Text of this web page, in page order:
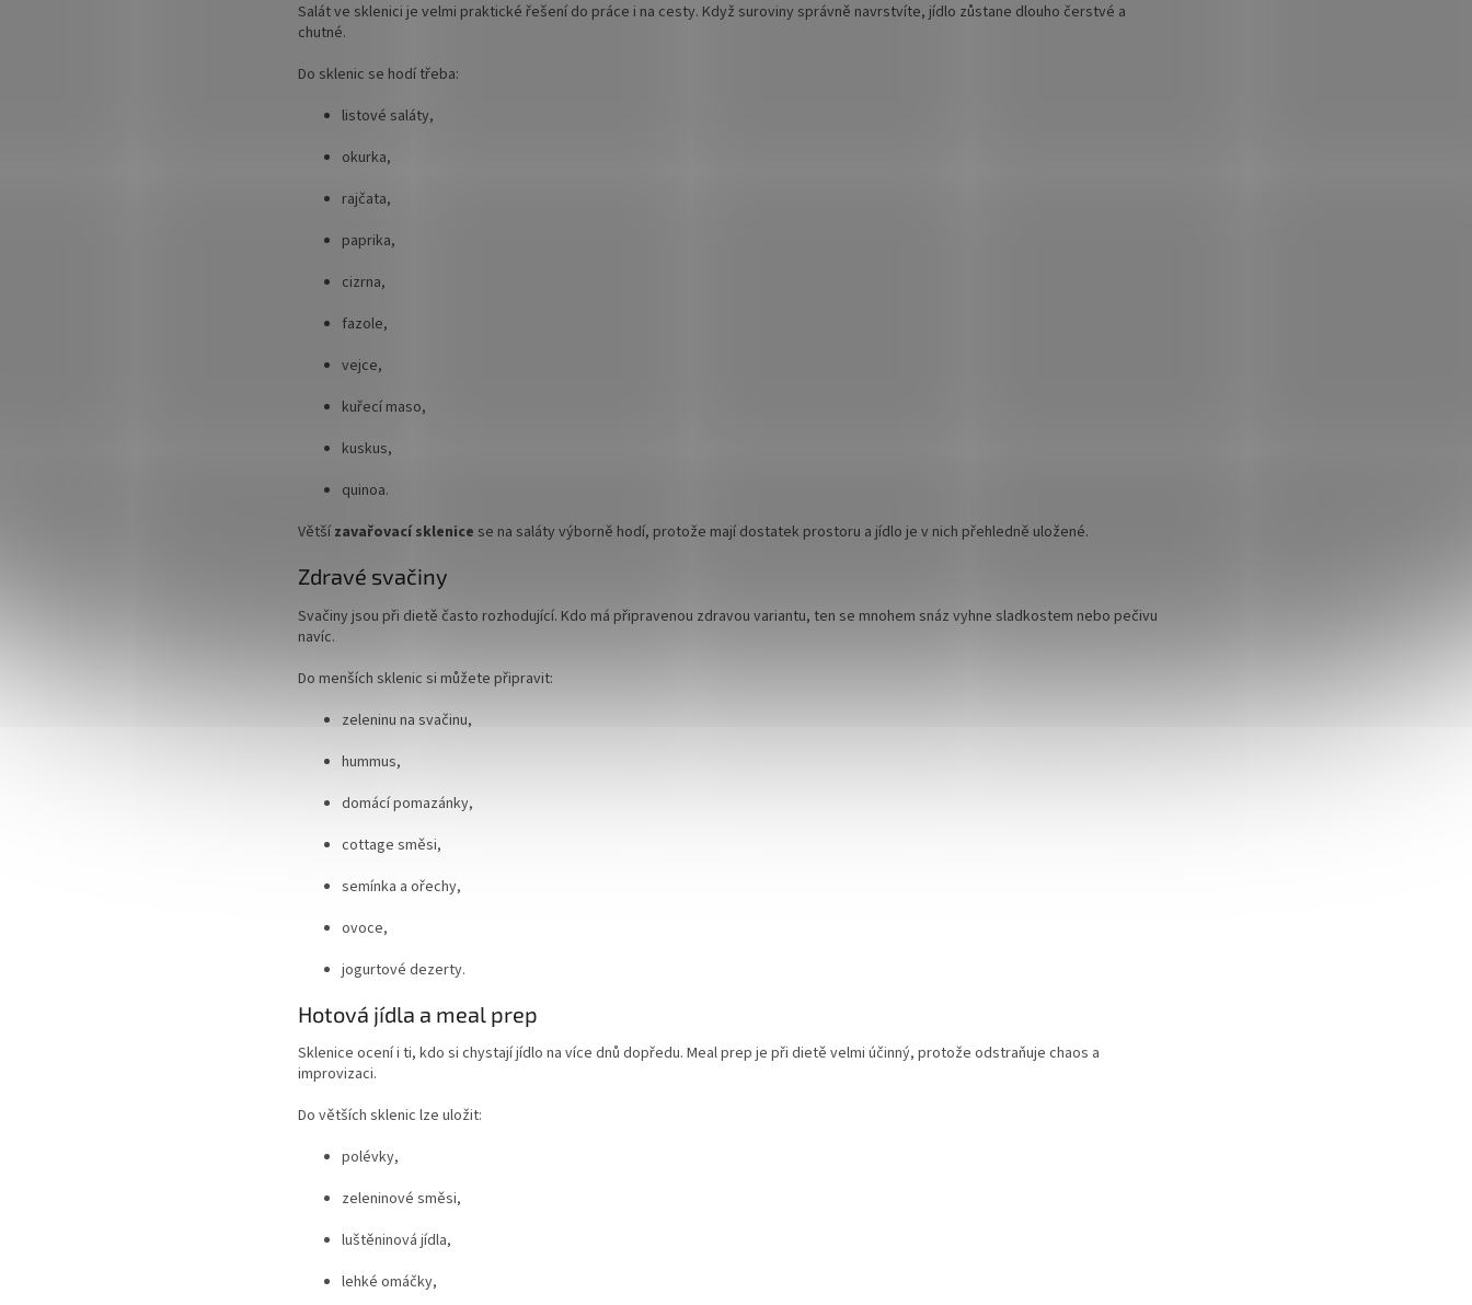
Salát ve sklenici je velmi praktické řešení do práce i na cesty. Když suroviny správně navrstvíte, jídlo zůstane dlouho čerstvé a
chutné.
Do sklenic se hodí třeba:
listové saláty,
okurka,
rajčata,
paprika,
cizrna,
fazole,
vejce,
kuřecí maso,
kuskus,
quinoa.
Větší zavařovací sklenice se na saláty výborně hodí, protože mají dostatek prostoru a jídlo je v nich přehledně uložené.
Zdravé svačiny
Svačiny jsou při dietě často rozhodující. Kdo má připravenou zdravou variantu, ten se mnohem snáz vyhne sladkostem nebo pečivu
navíc.
Do menších sklenic si můžete připravit:
zeleninu na svačinu,
hummus,
domácí pomazánky,
cottage směsi,
semínka a ořechy,
ovoce,
jogurtové dezerty.
Hotová jídla a meal prep
Sklenice ocení i ti, kdo si chystají jídlo na více dnů dopředu. Meal prep je při dietě velmi účinný, protože odstraňuje chaos a
improvizaci.
Do větších sklenic lze uložit:
polévky,
zeleninové směsi,
luštěninová jídla,
lehké omáčky,